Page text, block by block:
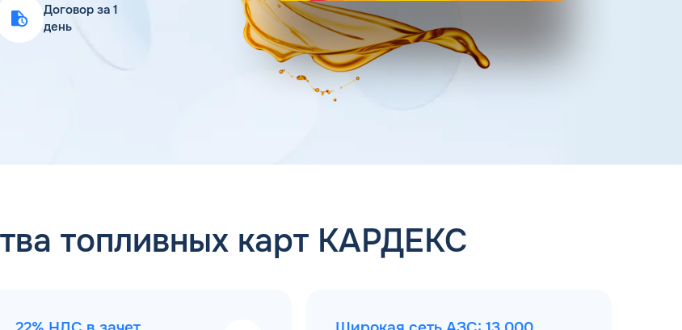
Договор за 1
день
топливных карт КАРДЕКС